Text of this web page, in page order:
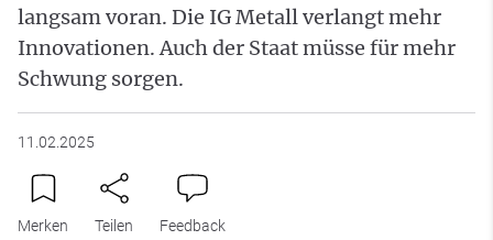
langsam voran. Die IG Metall verlangt mehr
Innovationen. Auch der Staat müsse für mehr
Schwung sorgen.
11.02.2025
Merken Teilen Feedback